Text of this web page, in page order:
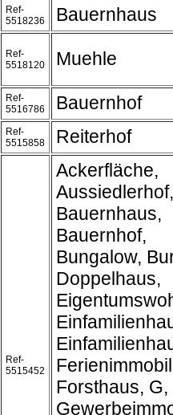
Ref-
5518236
Bauernhaus
Ref-
5518120
Muehle
Ref-
5516786
Bauernhof
Ref-
5515858
Reiterhof
Ref-
5515452
Ackerfläche,
Aussiedlerhof,
Bauernhaus,
Bauernhof,
Bungalow,
Doppelhaus,
Forsthaus, G,